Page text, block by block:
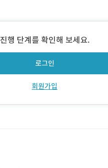
진행 단계를 확인해 보세요.
로그인
회원가입